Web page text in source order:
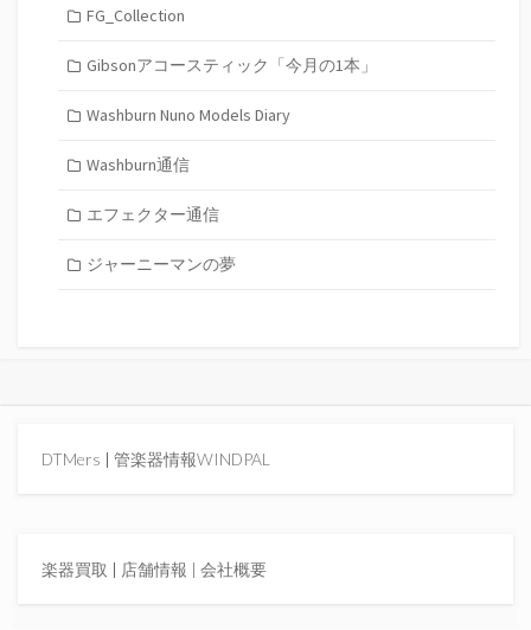
FG_Collection
Gibsonアコースティック「今月の1本」
Washburn Nuno Models Diary
Washburn通信
エフェクター通信
ジャーニーマンの夢
DTMers | 管楽器情報WINDPAL
楽器買取 | 店舗情報 | 会社概要